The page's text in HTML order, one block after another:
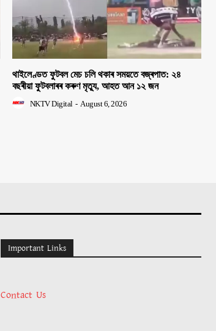
থাইলেণ্ডত ফুটবল মেচ চলি থকাৰ সময়তে বজ্ৰপাত: ২৪
বছৰীয়া ফুটবলাৰৰ কৰুণ মৃত্যু, আহত আন ১২ জন
NKTV Digital - August 6, 2026
Important Links
Contact Us